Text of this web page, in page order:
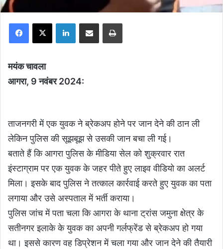
Facebook
X LinkedInShare via Email Print
मयंक चावला
आगरा, 9 नवंबर 2024:
ताजनगरी में एक युवक ने ब्रेकअप होने पर जान देने की ठान ली
लेकिन पुलिस की सूझबूझ से उसकी जान बचा ली गई।
बताते हैं कि आगरा पुलिस के मीडिया सेल को शुक्रवार रात
इंस्टाग्राम पर एक युवक के जहर पीते हुए लाइव वीडियो का अलर्ट
मिला। इसके बाद पुलिस ने तत्काल कार्रवाई करते हुए युवक का पता
लगाया और उसे अस्पताल में भर्ती कराया।
पुलिस जांच में पता चला कि आगरा के थाना ट्रांस जमुना क्षेत्र के
सतीनगर इलाके के युवक का अपनी गर्लफ्रेंड से ब्रेकअप हो गया
था। इससे कारण वह डिप्रेशन में चला गया और जान देने की तैयारी